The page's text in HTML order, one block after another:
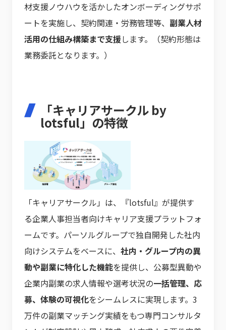
材支援ノウハウを活かしたオンボーディングサポ
ートを実施し、契約関連・労務管理等、 副業人材
活用の仕組み構築まで支援します。（契約形態は
業務委託となります。）
「キャリアサークル by
lotsful」の特徴
「キャリアサークル」は、『lotsful』が提供す
る企業人事担当者向けキャリア支援プラットフォ
ームです。パーソルグループで独自開発した社内
向けシステムをベースに、 社内・グループ内の異
動や副業に特化した機能を提供し、公募型異動や
企業内副業の求人情報や選考状況の一括管理、応
募、体験の可視化をシームレスに実現します。3
万件の副業マッチング実績をもつ専門コンサルタ